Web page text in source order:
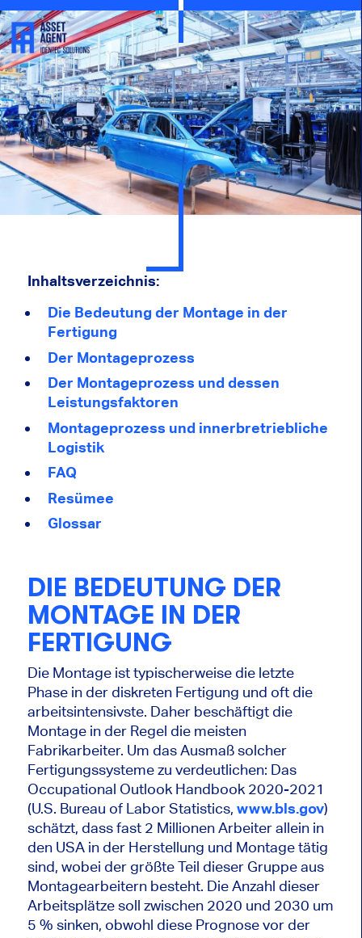
Inhaltsverzeichnis:
Die Bedeutung der Montage in der
Fertigung
Der Montageprozess
Der Montageprozess und dessen
Leistungsfaktoren
Montageprozess und innerbretriebliche
Logistik
FAQ
Resümee
Glossar
DIE BEDEUTUNG DER
MONTAGE IN DER
FERTIGUNG
Die Montage ist typischerweise die letzte
Phase in der diskreten Fertigung und oft die
arbeitsintensivste. Daher beschäftigt die
Montage in der Regel die meisten
Fabrikarbeiter. Um das Ausmaß solcher
Fertigungssysteme zu verdeutlichen: Das
Occupational Outlook Handbook 2020-2021
(U.S. Bureau of Labor Statistics, www.bls.gov)
schätzt, dass fast 2 Millionen Arbeiter allein in
den USA in der Herstellung und Montage tätig
sind, wobei der größte Teil dieser Gruppe aus
Montagearbeitern besteht. Die Anzahl dieser
Arbeitsplätze soll zwischen 2020 und 2030 um
5 % sinken, obwohl diese Prognose vor der